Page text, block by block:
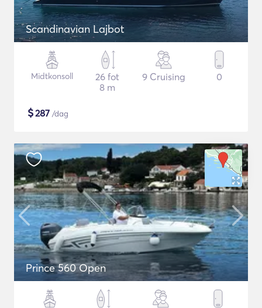
Scandinavian Lajbot
Midtkonsoll
26 fot
8 m
9 Cruising 0
$287 /dag
Prince 560 Open